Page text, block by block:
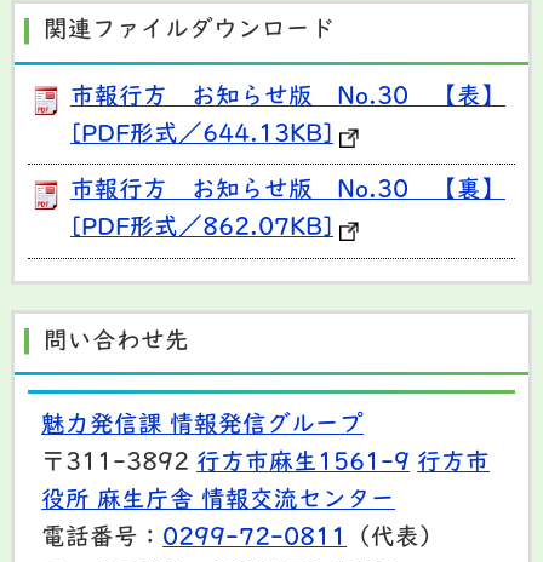
関連ファイルダウンロード
市報行方 お知らせ版 No.30 【表】
[PDF形式／644.13KB]
市報行方 お知らせ版 No.30 【裏】
[PDF形式／862.07KB]
問い合わせ先
魅力発信課 情報発信グループ
〒311-3892 行方市麻生1561-9 行方市
役所 麻生庁舎 情報交流センター
電話番号： 0299-72-0811
（代表）